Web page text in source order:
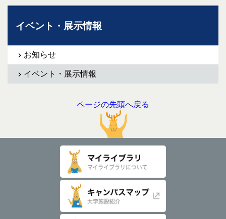
イベント・展示情報
お知らせ
イベント・展示情報
ページの先頭へ戻る